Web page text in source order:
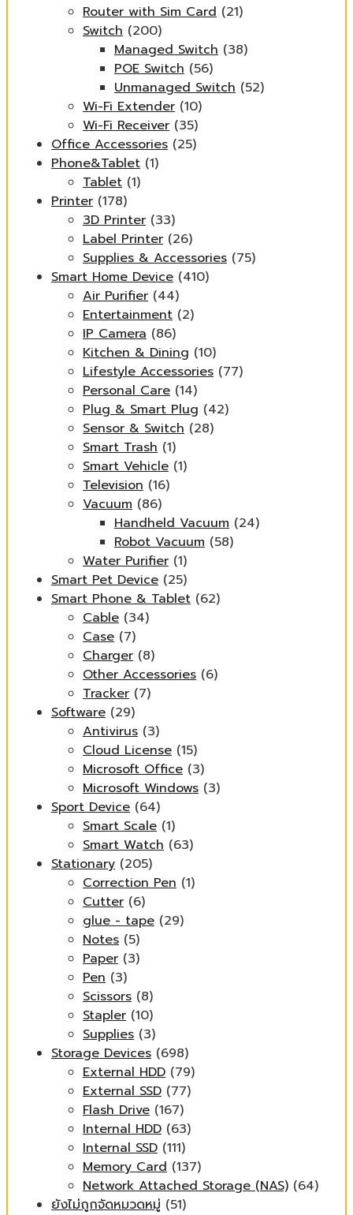
Router with Sim Card (21)
Switch (200)
Managed Switch (38)
POE Switch (56)
Unmanaged Switch (52)
Wi-Fi Extender (10)
Wi-Fi Receiver (35)
Office Accessories (25)
Phone&Tablet (1)
Tablet (1)
Printer (178)
3D Printer (33)
Label Printer (26)
Supplies & Accessories (75)
Smart Home Device (410)
Air Purifier (44)
Entertainment (2)
IP Camera (86)
Kitchen & Dining (10)
Lifestyle Accessories (77)
Personal Care (14)
Plug & Smart Plug (42)
Sensor & Switch (28)
Smart Trash (1)
Smart Vehicle (1)
Television (16)
Vacuum (86)
Handheld Vacuum (24)
Robot Vacuum (58)
Water Purifier (1)
Smart Pet Device (25)
Smart Phone & Tablet (62)
Cable (34)
Case (7)
Charger (8)
Other Accessories (6)
Tracker (7)
Software (29)
Antivirus (3)
Cloud License (15)
Microsoft Office (3)
Microsoft Windows (3)
Sport Device (64)
Smart Scale (1)
Smart Watch (63)
Stationary (205)
Correction Pen (1)
Cutter (6)
glue - tape (29)
Notes (5)
Paper (3)
Pen (3)
Scissors (8)
Stapler (10)
Supplies (3)
Storage Devices (698)
External HDD (79)
External SSD (77)
Flash Drive (167)
Internal HDD (63)
Internal SSD (111)
Memory Card (137)
Network Attached Storage (NAS) (64)
ยังไม่ถูกจัดหมวดหมู่ (51)